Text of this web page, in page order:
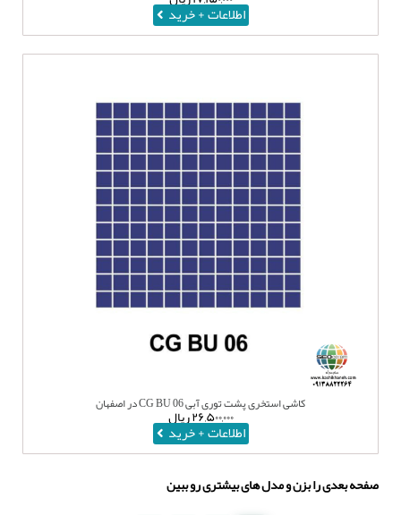
اطلاعات + خرید
کاشی استخری پشت توری آبی CG BU 06 در اصفهان
۲۶,۵۰۰,۰۰۰ریال
اطلاعات + خرید
صفحه بعدی را بزن و مدل های بیشتری رو ببین